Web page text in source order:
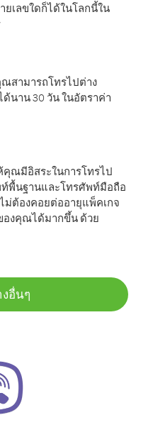
เลขใดก็ได้ในโลกนี้ใน
สามารถโทรไปต่าง
นาน 30 วัน ในอัตราค่า
คุณมีอิสระในการโทรไป
ท์พื้นฐานและโทรศัพท์มือถือ
ม่ต้องคอยต่ออายุแพ็คเกจ
งคุณได้มากขึ้น ด้วย
อื่นๆ